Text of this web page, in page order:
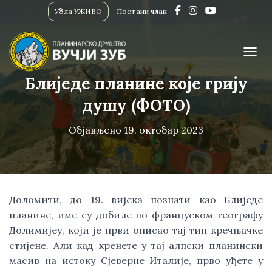
Убла УЖИВО Постани члан
Блиједе планине које грију
душу (ФОТО)
Објављено19. октобар 2023
Доломити, до 19. вијека познати као Блиједе
планине, име су добиле по француском географу
Долимијеу, који је први описао тај тип кречњачке
стијене. Али кад кренете у тај алпски планински
масив на истоку Сјеверне Италије, прво уђете у